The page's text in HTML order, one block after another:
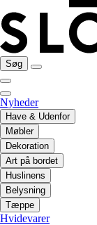
Søg
Nyheder
Have & Udenfor
Møbler
Dekoration
Art på bordet
Huslinens
Belysning
Tæppe
Hvidevarer